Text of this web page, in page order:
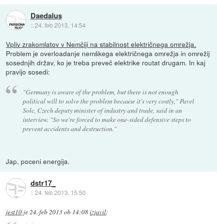
Daedalus
::24. feb 2013, 14:54
Vpliv zrakomlatov v Nemčiji na stabilnost električnega omrežja.
Problem je overloadanje nemškega električnega omrežja in omrežij
sosednjih držav, ko je treba preveč elektrike routat drugam. In kaj
pravijo sosedi:
"Germany is aware of the problem, but there is not enough
political will to solve the problem because it's very costly," Pavel
Solc, Czech deputy minister of industry and trade, said in an
interview. "So we're forced to make one-sided defensive steps to
prevent accidents and destruction."
Jap, poceni energija.
dstr17_
::24. feb 2013, 15:50
jest10 je24. feb 2013 ob 14:08izjavil: